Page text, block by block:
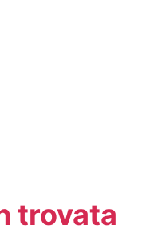
trovata